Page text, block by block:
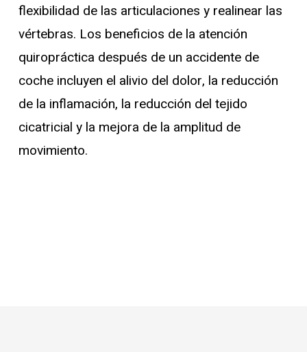
flexibilidad de las articulaciones y realinear las
vértebras. Los beneficios de la atención
quiropráctica después de un accidente de
coche incluyen el alivio del dolor, la reducción
de la inflamación, la reducción del tejido
cicatricial y la mejora de la amplitud de
movimiento.